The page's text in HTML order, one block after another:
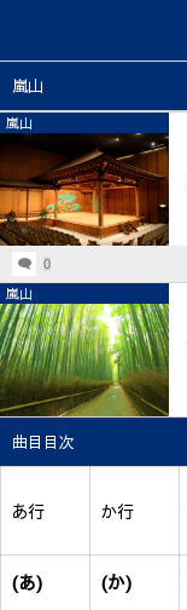
嵐山
嵐山
0
嵐山
曲目目次
あ行 か行
(あ) (か)